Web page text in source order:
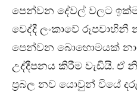
පෙන්වන දේවල් වලට
වෙද්දී ලංකාවේ රූපවාහිනී
පෙන්වන බොහොමයක්
උද්දීපනය කිරීම වැඩියි. ඒ
ප්‍රබල නව යොවුන් වියේ